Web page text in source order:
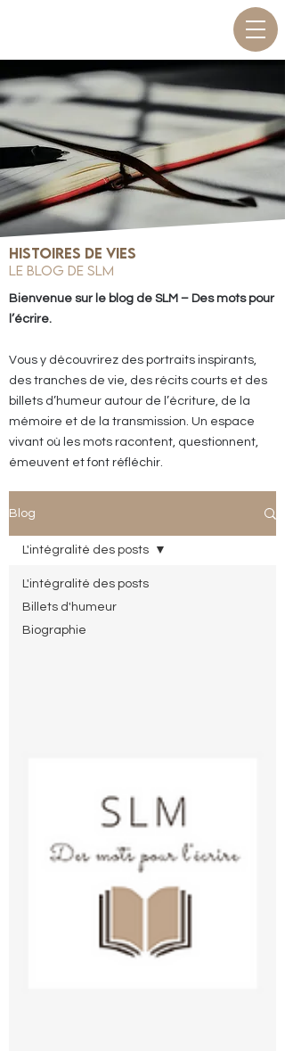
Histoires de vies
Le blog de SLM
Bienvenue sur le blog de SLM – Des mots pour
l’écrire.
Vous y découvrirez des portraits inspirants,
des tranches de vie, des récits courts et des
billets d’humeur autour de l’écriture, de la
mémoire et de la transmission. Un espace
vivant où les mots racontent, questionnent,
émeuvent et font réfléchir.
Blog
L'intégralité des posts
Billets d'humeur
Biographie
L'intégralité des posts